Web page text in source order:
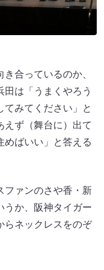
合っているのか、
田は「うまくやろう
みてください」と
えず（舞台に）出て
めばいい」と答える
ファンのさや香・新
うか、阪神タイガー
ネックレスをのぞ